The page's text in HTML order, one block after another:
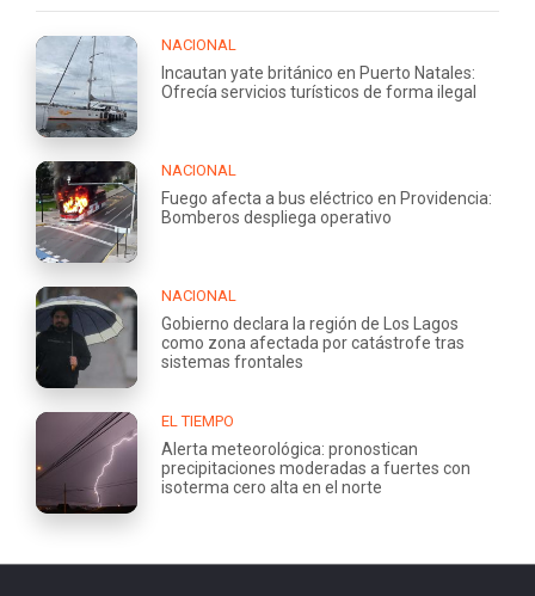
NACIONAL
Incautan yate británico en Puerto Natales:
Ofrecía servicios turísticos de forma ilegal
NACIONAL
Fuego afecta a bus eléctrico en Providencia:
Bomberos despliega operativo
NACIONAL
Gobierno declara la región de Los Lagos
como zona afectada por catástrofe tras
sistemas frontales
EL TIEMPO
Alerta meteorológica: pronostican
precipitaciones moderadas a fuertes con
isoterma cero alta en el norte